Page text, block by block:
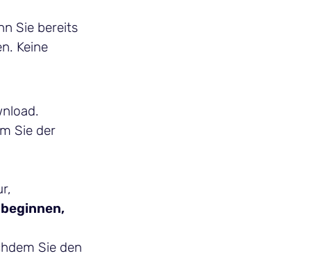
Sie bereits
Keine
Sie der
Sie den